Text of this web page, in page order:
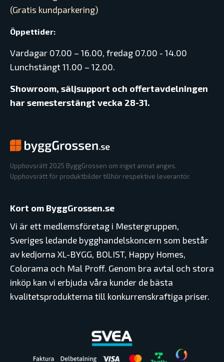
(Gratis kundparkering)
Öppettider:
Vardagar 07.00 – 16.00, fredag 07.00 - 14.00
Lunchstängt 11.00 – 12.00.
Showroom, säljsupport och offertavdelningen
har semesterstängt vecka 28-31.
Upphovsrätt 2025 ByggGrossen om inget annat anges.
Upphovsrätt för produktbilder tillhör respektive leverantör.
Kort om ByggGrossen.se
Vi är ett medlemsföretag i Mestergruppen,
Sveriges ledande bygghandelskoncern som består
av kedjorna XL-BYGG, BOLIST, Happy Homes,
Colorama och Mal Proff. Genom bra avtal och stora
inköp kan vi erbjuda våra kunder de bästa
kvalitetsprodukterna till konkurrenskraftiga priser.